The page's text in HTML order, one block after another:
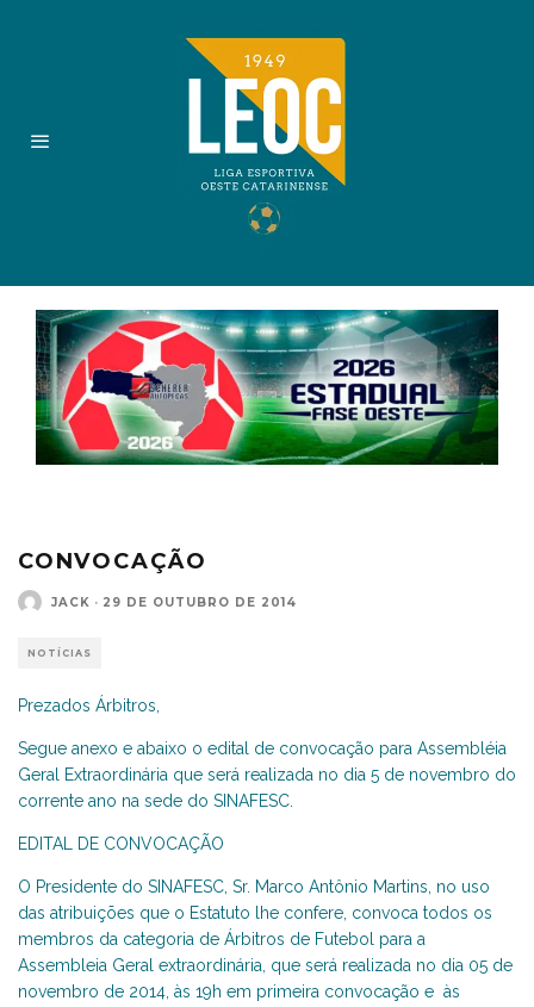
CONVOCAÇÃO
JACK · 29 DE OUTUBRO DE 2014
NOTÍCIAS
Prezados Árbitros,
Segue anexo e abaixo o edital de convocação para Assembléia
Geral Extraordinária que será realizada no dia 5 de novembro do
corrente ano na sede do SINAFESC.
EDITAL DE CONVOCAÇÃO
O Presidente do SINAFESC, Sr. Marco Antônio Martins, no uso
das atribuições que o Estatuto lhe confere, convoca todos os
membros da categoria de Árbitros de Futebol para a
Assembleia Geral extraordinária, que será realizada no dia 05 de
novembro de 2014, às 19h em primeira convocação e às